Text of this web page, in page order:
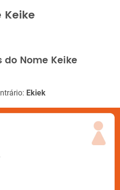
Keike
Nome Keike
Ekiek